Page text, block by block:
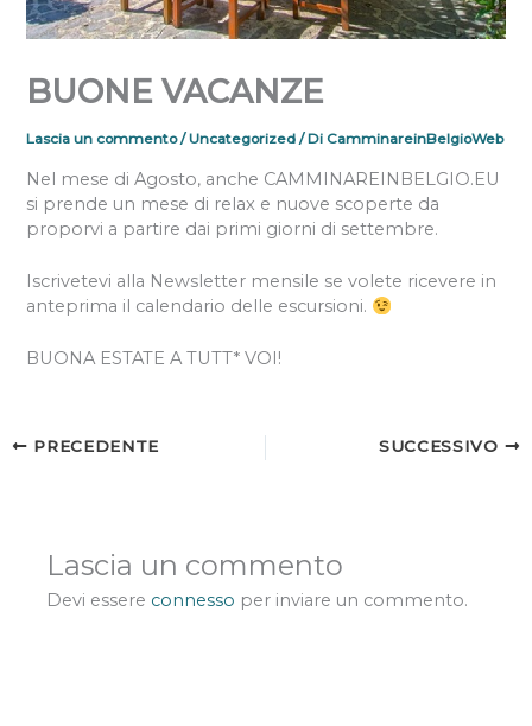
BUONE VACANZE
Lascia un commento /Uncategorized / DiCamminareinBelgioWeb
Nel mese di Agosto, anche CAMMINAREINBELGIO.EU
si prende un mese di relax e nuove scoperte da
proporvi a partire dai primi giorni di settembre.
Iscrivetevi alla Newsletter mensile se volete ricevere in
anteprima il calendario delle escursioni.
BUONA ESTATE A TUTT* VOI!
PRECEDENTE SUCCESSIVO
Lascia un commento
Devi essere connesso per inviare un commento.